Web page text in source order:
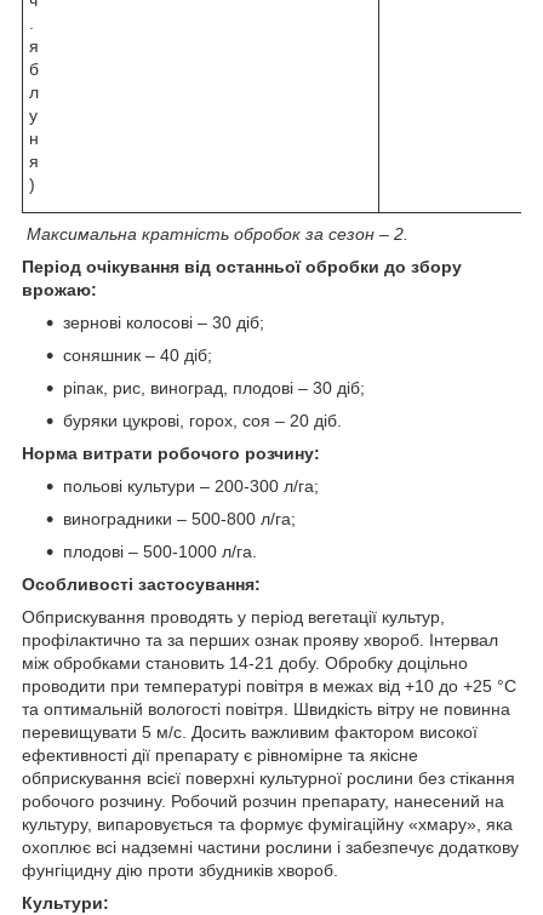
.
я
б
л
у
н
я
)
Максимальна кратність обробок за сезон – 2.
Період очікування від останньої обробки до збору
врожаю:
зернові колосові – 30 діб;
соняшник – 40 діб;
ріпак, рис, виноград, плодові – 30 діб;
буряки цукрові, горох, соя – 20 діб.
Норма витрати робочого розчину:
польові культури – 200-300 л/га;
виноградники – 500-800 л/га;
плодові – 500-1000 л/га.
Особливостi застосування:
Обприскування проводять у період вегетації культур,
профілактично та за перших ознак прояву хвороб. Інтервал
між обробками становить 14-21 добу. Обробку доцільно
проводити при температурі повітря в межах від +10 до +25 °С
та оптимальній вологості повітря. Швидкість вітру не повинна
перевищувати 5 м/с. Досить важливим фактором високої
ефективності дії препарату є рівномірне та якісне
обприскування всієї поверхні культурної рослини без стікання
робочого розчину. Робочий розчин препарату, нанесений на
культуру, випаровується та формує фумігаційну «хмару», яка
охоплює всі надземні частини рослини і забезпечує додаткову
фунгіцидну дію проти збудників хвороб.
Культури: